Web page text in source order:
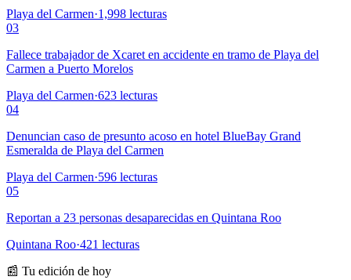
Playa del Carmen·1,998 lecturas
03
Fallece trabajador de Xcaret en accidente en tramo de Playa del
Carmen a Puerto Morelos
Playa del Carmen·623 lecturas
04
Denuncian caso de presunto acoso en hotel BlueBay Grand
Esmeralda de Playa del Carmen
Playa del Carmen·596 lecturas
05
Reportan a 23 personas desaparecidas en Quintana Roo
Quintana Roo·421 lecturas
📰 Tu edición de hoy